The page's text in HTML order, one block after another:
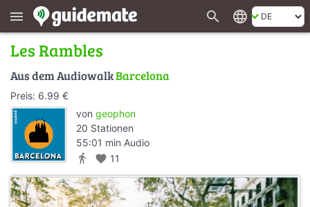
menu search language
Les Rambles
Aus dem AudiowalkBarcelona
Preis: 6.99 €
von geophon
20 Stationen
55:01 min Audio
directions_walk favorite 11